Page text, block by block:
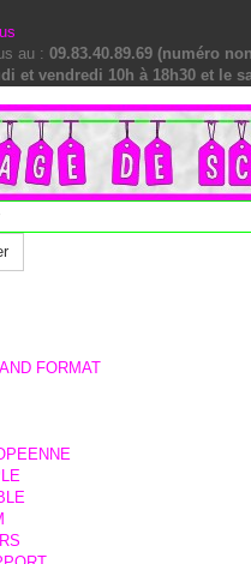
au : 09.83.40.89.69 (numéro
et vendredi 10h à 18h30 et le
FORMAT